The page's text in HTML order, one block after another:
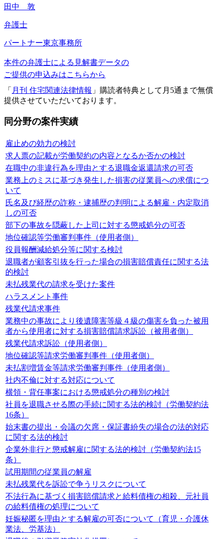
田中 敦
弁護士
パートナー東京事務所
本件の弁護士による見解書データの
ご提供の申込みはこちらから
「 月刊 住宅関連法律情報 」購読者特典として月5通まで無償
提供させていただいております。
同分野の案件実績
雇止めの効力の検討
求人票の記載が労働契約の内容となるか否かの検討
在職中の非違行為を理由とする退職金返還請求の可否
業務上のミスに基づき発生した損害の従業員への求償につ
いて
氏名及び経歴の詐称・逮捕歴の判明による解雇・内定取消
しの可否
部下の事故を隠蔽した上司に対する懲戒処分の可否
地位確認等労働審判事件（使用者側）
役員報酬減給処分等に関する検討
退職者が顧客引抜を行った場合の損害賠償責任に関する法
的検討
未払残業代の請求を受けた案件
ハラスメント事件
残業代請求事件
業務中の事故により後遺障害等級４級の傷害を負った被用
者から使用者に対する損害賠償請求訴訟（被用者側）
残業代請求訴訟（使用者側）
地位確認等請求労働審判事件（使用者側）
未払割増賃金等請求労働審判事件（使用者側）
社内不倫に対する対応について
横領・背任事案における懲戒処分の種別の検討
社員を退職させる際の手続に関する法的検討（労働契約法
16条）
始末書の提出・会議の欠席・保証書紛失の場合の法的対応
に関する法的検討
企業外非行と懲戒解雇に関する法的検討（労働契約法15
条）
試用期間の従業員の解雇
未払残業代を訴訟で争うリスクについて
不法行為に基づく損害賠償請求と給料債権の相殺、元社員
の給料債権の処理について
妊娠秘匿を理由とする解雇の可否について（育児・介護休
業法、労基法）